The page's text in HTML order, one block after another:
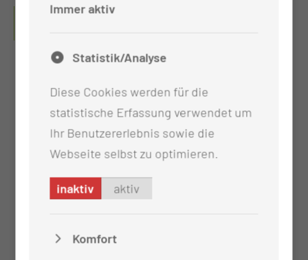
Pflegekompetenzzentrum
Immer aktiv
Statistik/Analyse
Diese Cookies werden für die
statistische Erfassung verwendet um
Ihr Benutzererlebnis sowie die
Webseite selbst zu optimieren.
inaktiv aktiv
Komfort